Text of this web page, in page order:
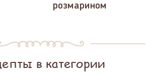
розмарином
в категории